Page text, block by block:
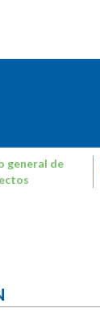
general de